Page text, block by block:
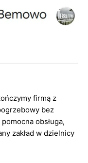
firmą z
bez
obsługa,
zakład w dzielnicy